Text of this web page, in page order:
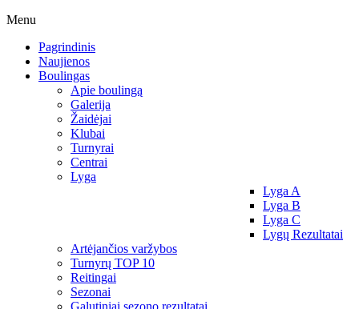
Menu
Pagrindinis
Naujienos
Boulingas
Apie boulingą
Galerija
Žaidėjai
Klubai
Turnyrai
Centrai
Lyga
Lyga A
Lyga B
Lyga C
Lygų Rezultatai
Artėjančios varžybos
Turnyrų TOP 10
Reitingai
Sezonai
Galutiniai sezono rezultatai